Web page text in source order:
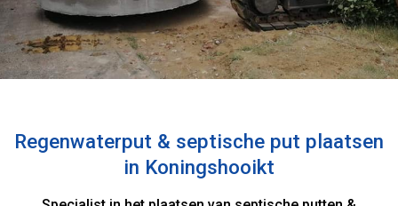
Regenwaterput & septische put plaatsen
in Koningshooikt